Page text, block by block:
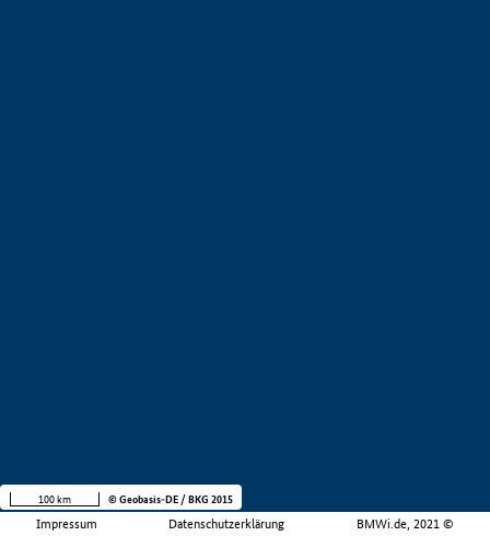
Impressum Datenschutzerklärung BMWi.de, 2021 ©
100 km © Geobasis-DE / BKG 2015